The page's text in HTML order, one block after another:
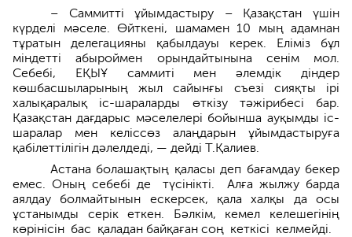
– Саммитті ұйымдастыру – Қазақ­стан үшін
күрделі мәселе. Өйткені, шамамен 10 мың адамнан
тұратын делегацияны қабылдауы керек. Еліміз бұл
міндетті абыроймен орындайтынына сенім мол.
Себебі, ЕҚЫҰ саммиті мен әлемдік діндер
көшбасшыларының жыл сайынғы съезі сияқты ірі
халықаралық іс-шараларды өткізу тәжірибесі бар.
Қазақстан дағдарыс мәселелері бойынша ауқымды іс-
шаралар мен келіссөз алаңдарын ұйымдастыруға
қабілеттілігін дәлелдеді, — дейді Т.Қалиев.
Астана болашақтың қаласы деп бағамдау бекер
емес. Оның себебі де түсінікті. Алға жылжу барда
аялдау болмайтынын ескерсек, қала халқы да осы
ұстанымды серік еткен. Бәлкім, кемел келешегінің
көрінісін бас қаладан байқаған соң кеткісі келмейді.